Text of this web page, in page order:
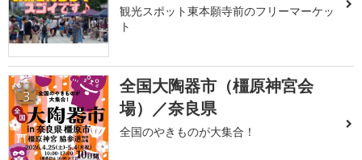
観光スポット東本願寺前のフリーマーケッ
ト
3
全国大陶器市（橿原神宮会
場）／奈良県
全国のやきものが大集合！